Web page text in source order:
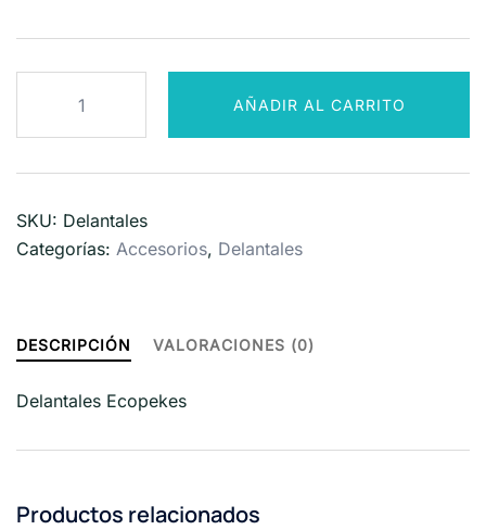
cantidad
AÑADIR AL CARRITO
SKU: Delantales
Categorías: Accesorios, Delantales
DESCRIPCIÓN VALORACIONES (0)
Delantales Ecopekes
Productos relacionados